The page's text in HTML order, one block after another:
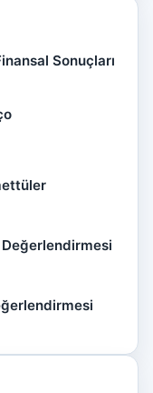
Sonuçları